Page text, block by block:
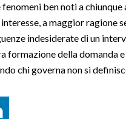
ben noti a
a maggior ragione
indesiderate di un
formazione della domanda
chi governa non si